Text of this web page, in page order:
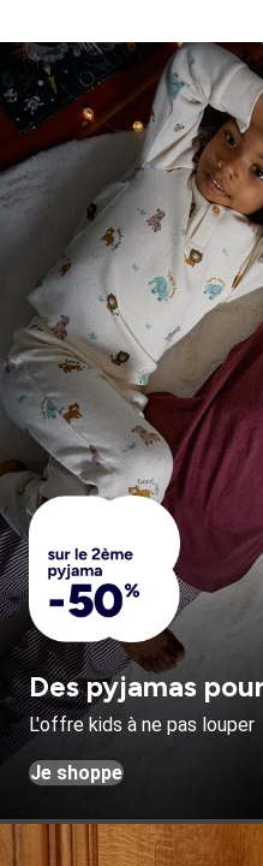
Des pyjamas
L'offre kids à ne pas louper
Je shoppe